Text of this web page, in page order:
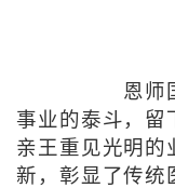
恩师国
事业的泰斗，留
亲王重见光明的
新，彰显了传统